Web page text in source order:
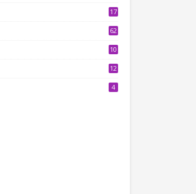
17
62
10
12
4